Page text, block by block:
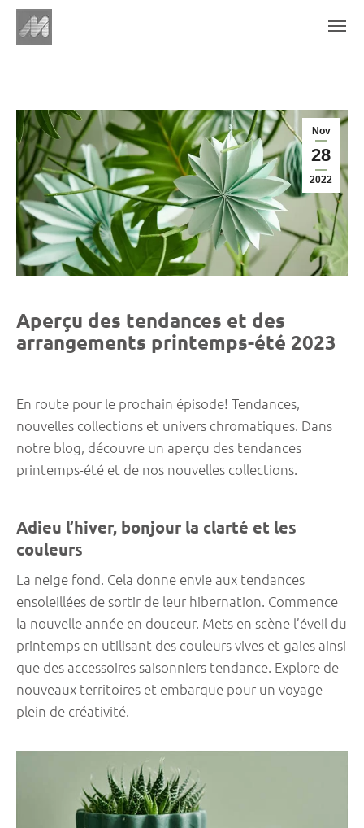
Nov
28
2022
Aperçu des tendances et des
arrangements printemps-été 2023
En route pour le prochain épisode! Tendances,
nouvelles collections et univers chromatiques. Dans
notre blog, découvre un aperçu des tendances
printemps-été et de nos nouvelles collections.
Adieu l’hiver, bonjour la clarté et les
couleurs
La neige fond. Cela donne envie aux tendances
ensoleillées de sortir de leur hibernation. Commence
la nouvelle année en douceur. Mets en scène l’éveil du
printemps en utilisant des couleurs vives et gaies ainsi
que des accessoires saisonniers tendance. Explore de
nouveaux territoires et embarque pour un voyage
plein de créativité.